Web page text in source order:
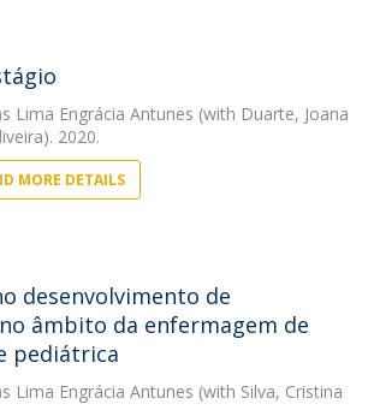
Lima Engrácia Antunes (with Duarte, Joana
2020.
MORE DETAILS
desenvolvimento de
âmbito da enfermagem de
pediátrica
Lima Engrácia Antunes (with Silva, Cristina